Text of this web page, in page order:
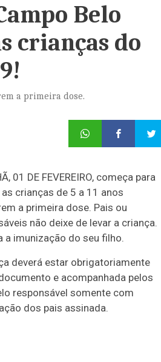
Belo
crianças do
a primeira dose.
01 DE FEVEREIRO, começa para
as crianças de 5 a 11 anos
a primeira dose. Pais ou
não deixe de levar a criança.
a imunização do seu filho.
deverá estar obrigatoriamente
e acompanhada pelos
responsável somente com
dos pais assinada.